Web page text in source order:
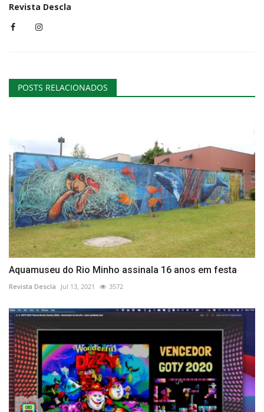
Revista Descla
POSTS RELACIONADOS
Aquamuseu do Rio Minho assinala 16 anos em festa
Revista Descla Jul 13, 2021 3572